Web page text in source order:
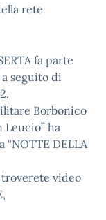
rete
fa parte
a seguito di
Borbonico
Leucio” ha
DELLA
troverete video